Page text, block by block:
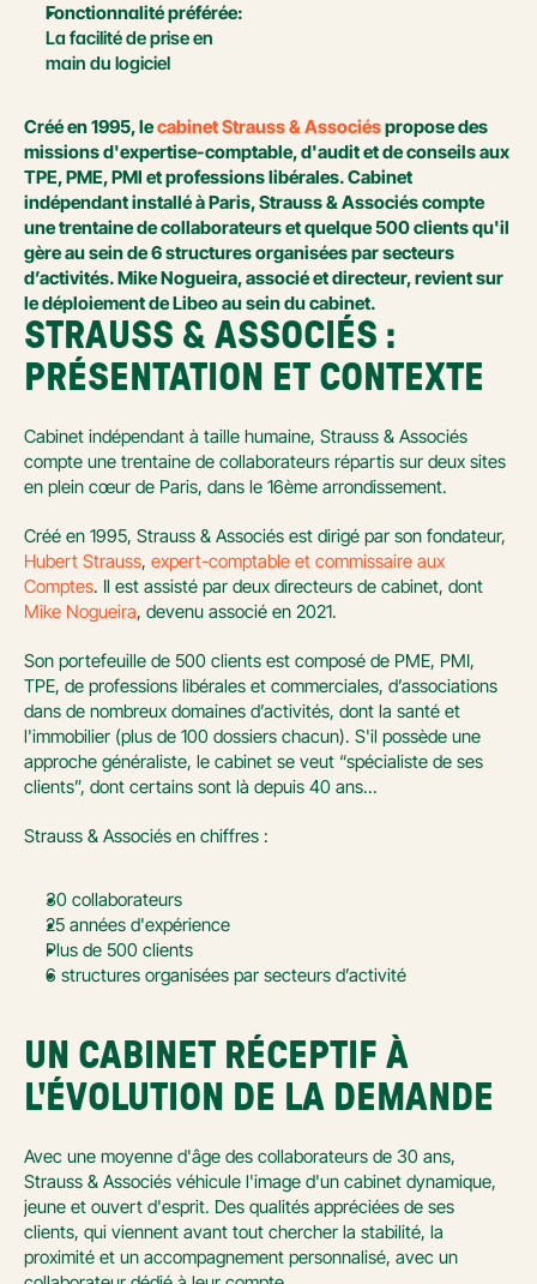
Créé en 1995, le cabinet Strauss & Associés propose des
missions d'expertise-comptable, d'audit et de conseils aux
TPE, PME, PMI et professions libérales. Cabinet
indépendant installé à Paris, Strauss & Associés compte
une trentaine de collaborateurs et quelque 500 clients qu'il
gère au sein de 6 structures organisées par secteurs
d’activités. Mike Nogueira, associé et directeur, revient sur
le déploiement de Libeo au sein du cabinet.
STRAUSS & ASSOCIÉS :
PRÉSENTATION ET CONTEXTE
Cabinet indépendant à taille humaine, Strauss & Associés
compte une trentaine de collaborateurs répartis sur deux sites
en plein cœur de Paris, dans le 16ème arrondissement.
Hubert Strauss, expert-comptable et commissaire aux
Comptes
Mike Nogueira, devenu associé en 2021.
Son portefeuille de 500 clients est composé de PME, PMI,
TPE, de professions libérales et commerciales, d’associations
dans de nombreux domaines d’activités, dont la santé et
l'immobilier (plus de 100 dossiers chacun). S'il possède une
approche généraliste, le cabinet se veut “spécialiste de ses
clients”, dont certains sont là depuis 40 ans...
Strauss & Associés en chiffres :
30 collaborateurs
25 années d'expérience
Plus de 500 clients
6 structures organisées par secteurs d’activité
UN CABINET RÉCEPTIF À
L'ÉVOLUTION DE LA DEMANDE
Avec une moyenne d'âge des collaborateurs de 30 ans,
Strauss & Associés véhicule l'image d'un cabinet dynamique,
jeune et ouvert d'esprit. Des qualités appréciées de ses
clients, qui viennent avant tout chercher la stabilité, la
proximité et un accompagnement personnalisé, avec un
Fonctionnalité préférée:
La facilité de prise en
main du logiciel